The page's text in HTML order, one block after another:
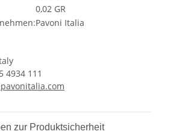
0,02 GR
Italia
4934 111
zur Produktsicherheit